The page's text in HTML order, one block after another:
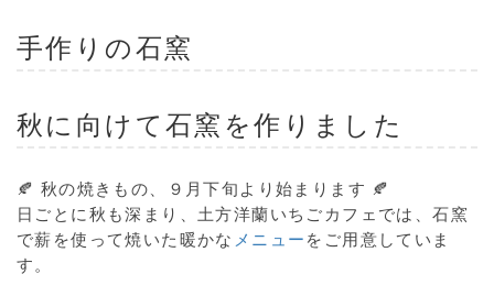
手作りの石窯
秋に向けて石窯を作りました
🍂 秋の焼きもの、９月下旬より始まります 🍂
日ごとに秋も深まり、土方洋蘭いちごカフェでは、石窯
で薪を使って焼いた暖かな メニュー をご用意していま
す。